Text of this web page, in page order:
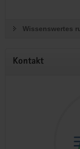
Wissenswertes
Kontakt